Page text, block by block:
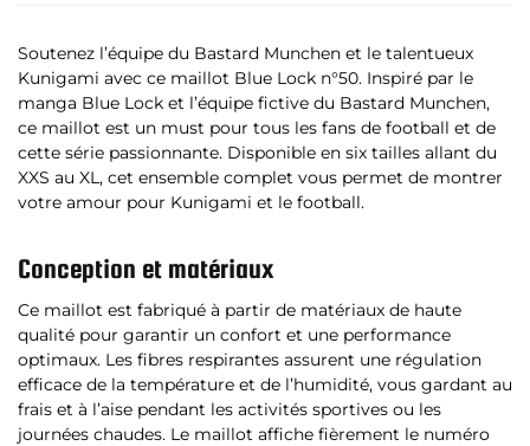
Soutenez l’équipe du Bastard Munchen et le talentueux
Kunigami avec ce maillot Blue Lock n°50. Inspiré par le
manga Blue Lock et l’équipe fictive du Bastard Munchen,
ce maillot est un must pour tous les fans de football et de
cette série passionnante. Disponible en six tailles allant du
XXS au XL, cet ensemble complet vous permet de montrer
votre amour pour Kunigami et le football.
Conception et matériaux
Ce maillot est fabriqué à partir de matériaux de haute
qualité pour garantir un confort et une performance
optimaux. Les fibres respirantes assurent une régulation
efficace de la température et de l’humidité, vous gardant au
frais et à l’aise pendant les activités sportives ou les
journées chaudes. Le maillot affiche fièrement le numéro